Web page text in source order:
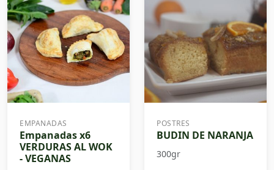
EMPANADAS
Empanadas x6
VERDURAS AL WOK
- VEGANAS
POSTRES
BUDIN DE NARANJA
300gr